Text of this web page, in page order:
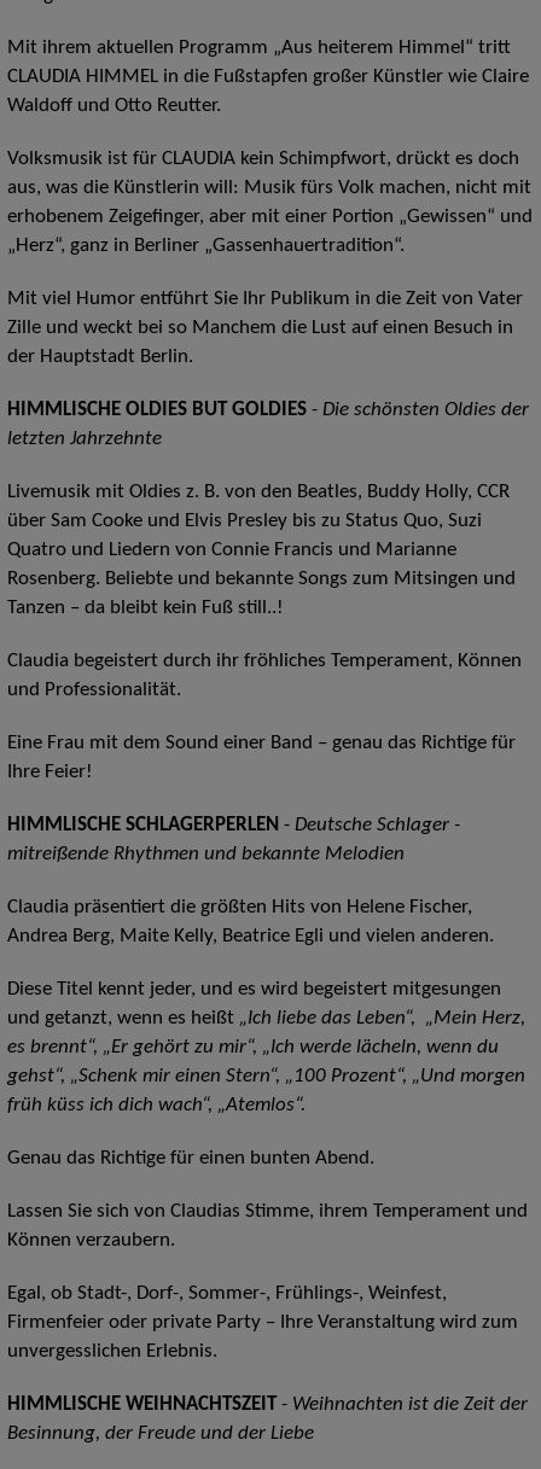
Mit ihrem aktuellen Programm „Aus heiterem Himmel“ tritt
CLAUDIA HIMMEL in die Fußstapfen großer Künstler wie Claire
Waldoff und Otto Reutter.
Volksmusik ist für CLAUDIA kein Schimpfwort, drückt es doch
aus, was die Künstlerin will: Musik fürs Volk machen, nicht mit
erhobenem Zeigefinger, aber mit einer Portion „Gewissen“ und
„Herz“, ganz in Berliner „Gassenhauertradition“.
Mit viel Humor entführt Sie Ihr Publikum in die Zeit von Vater
Zille und weckt bei so Manchem die Lust auf einen Besuch in
der Hauptstadt Berlin.
HIMMLISCHE OLDIES BUT GOLDIES- Die schönsten Oldies der
letzten Jahrzehnte
Livemusik mit Oldies z. B. von den Beatles, Buddy Holly, CCR
über Sam Cooke und Elvis Presley bis zu Status Quo, Suzi
Quatro und Liedern von Connie Francis und Marianne
Rosenberg. Beliebte und bekannte Songs zum Mitsingen und
Tanzen – da bleibt kein Fuß still..!
Claudia begeistert durch ihr fröhliches Temperament, Können
und Professionalität.
Eine Frau mit dem Sound einer Band – genau das Richtige für
Ihre Feier!
HIMMLISCHE SCHLAGERPERLEN - Deutsche Schlager -
mitreißende Rhythmen und bekannte Melodien
Claudia präsentiert die größten Hits von Helene Fischer,
Andrea Berg, Maite Kelly, Beatrice Egli und vielen anderen.
Diese Titel kennt jeder, und es wird begeistert mitgesungen
und getanzt, wenn es heißt „Ich liebe das Leben“, „Mein Herz,
es brennt“, „Er gehört zu mir“, „Ich werde lächeln, wenn du
gehst“, „Schenk mir einen Stern“, „100 Prozent“, „Und morgen
früh küss ich dich wach“, „Atemlos“.
Genau das Richtige für einen bunten Abend.
Lassen Sie sich von Claudias Stimme, ihrem Temperament und
Können verzaubern.
Egal, ob Stadt-, Dorf-, Sommer-, Frühlings-, Weinfest,
Firmenfeier oder private Party – Ihre Veranstaltung wird zum
unvergesslichen Erlebnis.
HIMMLISCHE WEIHNACHTSZEIT - Weihnachten ist die Zeit der
Besinnung, der Freude und der Liebe